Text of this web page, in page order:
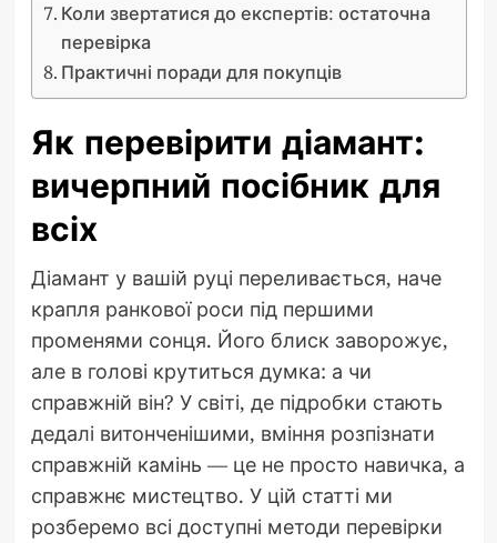
Коли звертатися до експертів: остаточна
перевірка
Практичні поради для покупців
Як перевірити діамант:
вичерпний посібник для
всіх
Діамант у вашій руці переливається, наче
крапля ранкової роси під першими
променями сонця. Його блиск заворожує,
але в голові крутиться думка: а чи
справжній він? У світі, де підробки стають
дедалі витонченішими, вміння розпізнати
справжній камінь — це не просто навичка, а
справжнє мистецтво. У цій статті ми
розберемо всі доступні методи перевірки